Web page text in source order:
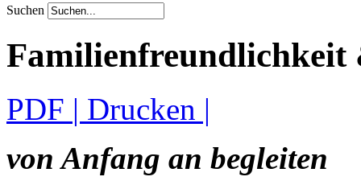
Suchen
Familienfreundlichkeit
PDF | Drucken |
von Anfang an begleiten